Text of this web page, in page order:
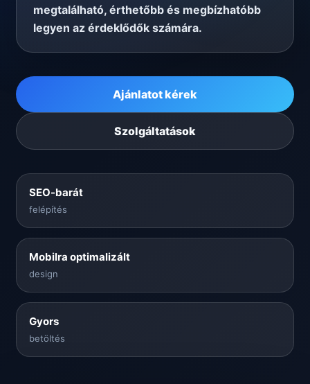
megtalálható, érthetőbb és megbízhatóbb
legyen az érdeklődők számára.
Ajánlatot kérek
Szolgáltatások
SEO-barát
felépítés
Mobilra optimalizált
design
Gyors
betöltés